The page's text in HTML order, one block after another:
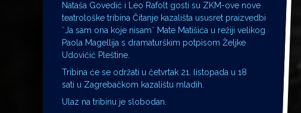
Nataša Govedić i Leo Rafolt gosti su ZKM-ove nove
teatrološke tribina Čitanje kazališta ususret praizvedbi
˝Ja sam ona koje nisam˝ Mate Matišića u režiji velikog
Paola Magellija s dramaturškim potpisom Željke
Udovičić Pleštine.
Tribina će se održati u četvrtak 21. listopada u 18
sati u Zagrebačkom kazalištu mladih.
Ulaz na tribinu je slobodan.